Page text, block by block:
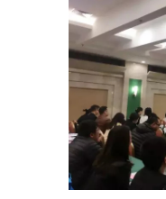
120余位